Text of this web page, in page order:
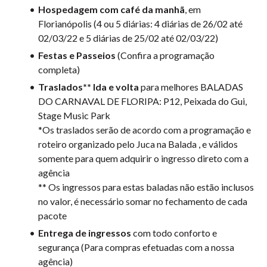
Hospedagem com café da manhã, em
Florianópolis (4 ou 5 diárias: 4 diárias de 26/02 até
02/03/22 e 5 diárias de 25/02 até 02/03/22)
Festas e Passeios (Confira a programação
completa)
Traslados** Ida e volta para melhores BALADAS
DO CARNAVAL DE FLORIPA: P12, Peixada do Gui,
Stage Music Park
*Os traslados serão de acordo com a programação e
roteiro organizado pelo Juca na Balada , e válidos
somente para quem adquirir o ingresso direto com a
agência
** Os ingressos para estas baladas não estão inclusos
no valor, é necessário somar no fechamento de cada
pacote
Entrega de ingressos com todo conforto e
segurança (Para compras efetuadas com a nossa
agência)